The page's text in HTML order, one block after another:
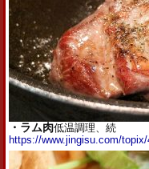
・ラム肉低温調理、続
https://www.jingisu.com/topix/